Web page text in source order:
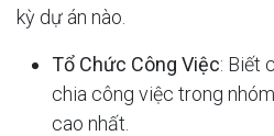
kỳ dự án nào.
Tổ Chức Công Việc: Biết
chia công việc trong
cao nhất.